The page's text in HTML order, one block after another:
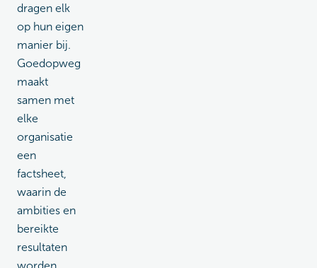
dragen elk
op hun eigen
manier bij.
Goedopweg
maakt
samen met
elke
organisatie
een
factsheet,
waarin de
ambities en
bereikte
resultaten
worden